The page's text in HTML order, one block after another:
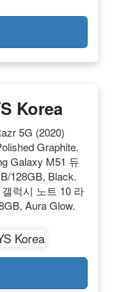
Korea
5G (2020)
Graphite.
Galaxy M51 듀
128GB, Black.
럭시 노트 10 라
Aura Glow.